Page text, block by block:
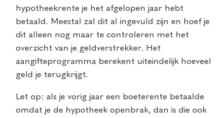
hypotheekrente je het afgelopen jaar hebt
betaald. Meestal zal dit al ingevuld zijn en hoef je
dit alleen nog maar te controleren met het
overzicht van je geldverstrekker. Het
aangifteprogramma berekent uiteindelijk hoeveel
geld je terugkrijgt.
Let op: als je vorig jaar een boeterente betaalde
omdat je de hypotheek openbrak, dan is die ook